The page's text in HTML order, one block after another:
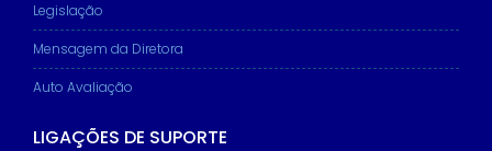
Legislação
Mensagem da Diretora
Auto Avaliação
LIGAÇÕES DE SUPORTE